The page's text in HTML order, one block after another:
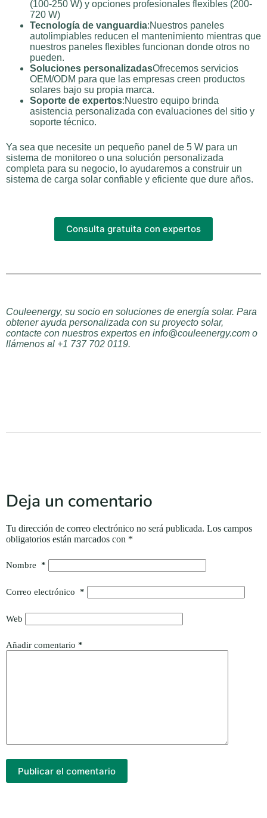
(100-250 W) y opciones profesionales flexibles (200-
720 W)
Tecnología de vanguardia:Nuestros paneles
autolimpiables reducen el mantenimiento mientras que
nuestros paneles flexibles funcionan donde otros no
pueden.
Soluciones personalizadasOfrecemos servicios
OEM/ODM para que las empresas creen productos
solares bajo su propia marca.
Soporte de expertos:Nuestro equipo brinda
asistencia personalizada con evaluaciones del sitio y
soporte técnico.
Ya sea que necesite un pequeño panel de 5 W para un
sistema de monitoreo o una solución personalizada
completa para su negocio, lo ayudaremos a construir un
sistema de carga solar confiable y eficiente que dure años.
Consulta gratuita con expertos
Couleenergy, su socio en soluciones de energía solar. Para
obtener ayuda personalizada con su proyecto solar,
contacte con nuestros expertos en info@couleenergy.com o
llámenos al +1 737 702 0119.
Deja un comentario
Tu dirección de correo electrónico no será publicada. Los campos
obligatorios están marcados con *
Nombre *
Correo electrónico *
Web
Añadir comentario *
Publicar el comentario